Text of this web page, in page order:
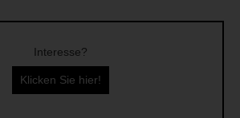
Interesse?
Klicken Sie hier!